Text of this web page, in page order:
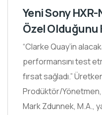
Yeni Sony
Özel Olduğunu
“Clarke Quay’in
performansını test
fırsat sağladı.”
Prodüktör/Yönetmen,
Mark Zdunnek, M.A.,